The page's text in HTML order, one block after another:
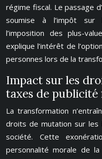
régime fiscal. Le passage
soumise à l’impôt sur
l’imposition des plus-
explique l’intérêt de
personnes lors de la
Impact sur les
taxes de publicité
La transformation
droits de mutation sur les
société. Cette
personnalité morale de